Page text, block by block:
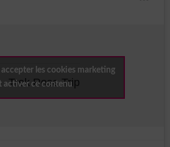
Trek Rose Trip
les cookies marketing
activer ce contenu